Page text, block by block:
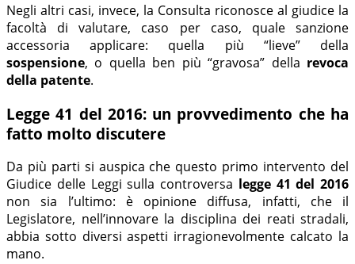
Negli altri casi, invece, la Consulta riconosce al giudice la
facoltà di valutare, caso per caso, quale sanzione
accessoria applicare: quella più “lieve” della
sospensione, o quella ben più “gravosa” della revoca
della patente.
Legge 41 del 2016: un provvedimento che ha
fatto molto discutere
Da più parti si auspica che questo primo intervento del
Giudice delle Leggi sulla controversa legge 41 del 2016
non sia l’ultimo: è opinione diffusa, infatti, che il
Legislatore, nell’innovare la disciplina dei reati stradali,
abbia sotto diversi aspetti irragionevolmente calcato la
mano.